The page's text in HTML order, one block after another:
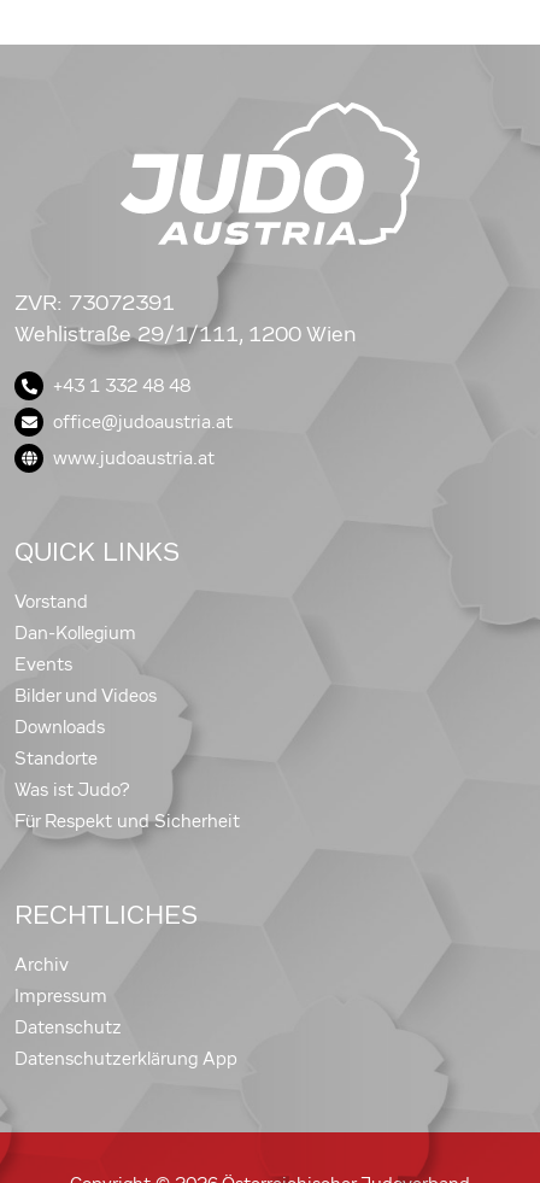
ZVR: 73072391
Wehlistraße 29/1/111, 1200 Wien
+43 1 332 48 48
office@judoaustria.at
www.judoaustria.at
QUICK LINKS
Vorstand
Dan-Kollegium
Events
Bilder und Videos
Downloads
Standorte
Was ist Judo?
Für Respekt und Sicherheit
RECHTLICHES
Archiv
Impressum
Datenschutz
Datenschutzerklärung App